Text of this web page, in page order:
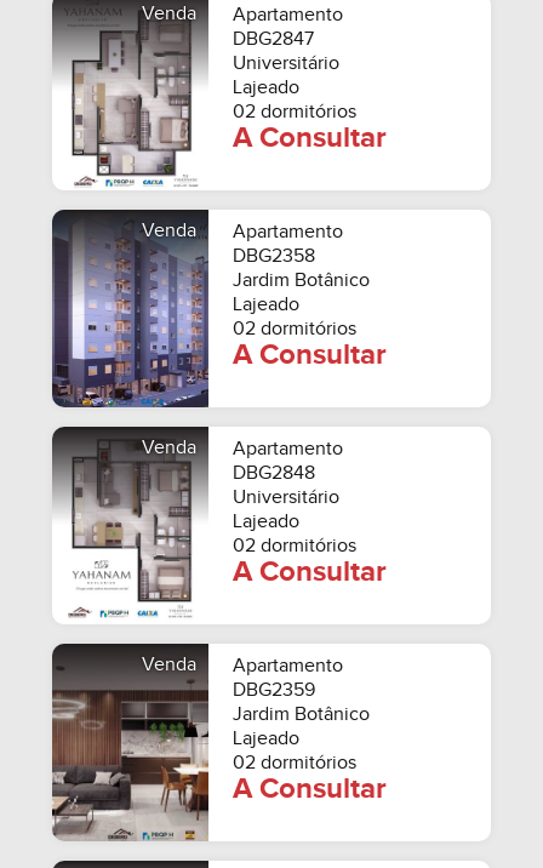
Venda
Apartamento
DBG2847
Universitário
Lajeado
02 dormitórios
A Consultar
Venda
Apartamento
DBG2358
Jardim Botânico
Lajeado
02 dormitórios
A Consultar
Venda
Apartamento
DBG2848
Universitário
Lajeado
02 dormitórios
A Consultar
Venda
Apartamento
DBG2359
Jardim Botânico
Lajeado
02 dormitórios
A Consultar